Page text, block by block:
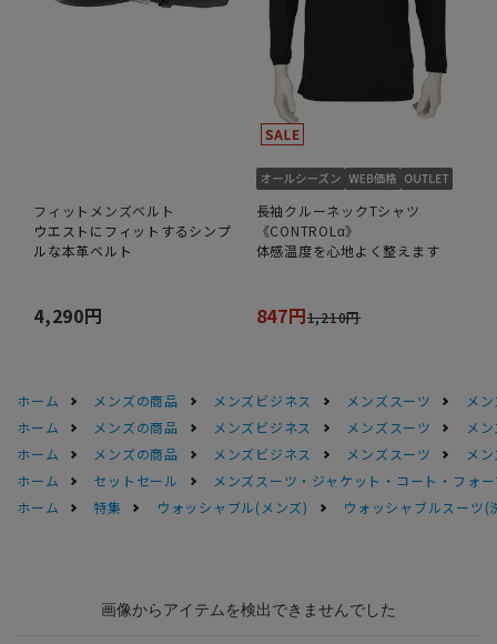
フィットメンズベルト
ウエストにフィットするシンプ
ルな本革ベルト
4,290円
長袖クルーネックTシャツ
《CONTROLα》
体感温度を心地よく整えます
847円1,210円
ホーム メンズの商品 メンズビジネス メンズスーツ
メ
ホーム
メンズの商品 メンズビジネス メンズスーツ
メ
ホーム
メンズの商品 メンズビジネス メンズスーツ
メ
ホーム
セットセール
メンズスーツ・ジャケット・コート・フォ
ホーム
特集 ウォッシャブル(メンズ) ウォッシャブルスーツ(